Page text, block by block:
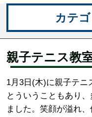
カテ
親子テニス教
1月3日(木)に親子テニ
とういうこともあり
ました。笑顔が溢れ